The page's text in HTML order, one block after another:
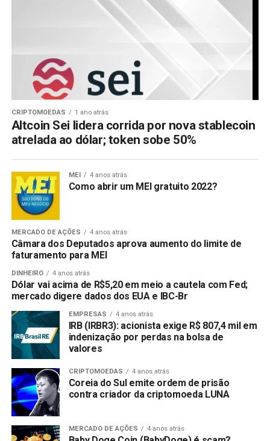
CRIPTOMOEDAS 1 ano atrás
Altcoin Sei lidera corrida por nova stablecoin
atrelada ao dólar; token sobe 50%
MEI 4 anos atrás
Como abrir um MEI gratuito 2022?
MERCADO DE AÇÕES 4 anos atrás
Câmara dos Deputados aprova aumento do limite de
faturamento para MEI
DINHEIRO 4 anos atrás
Dólar vai acima de R$5,20 em meio a cautela com Fed;
mercado digere dados dos EUA e IBC-Br
EMPRESAS 4 anos atrás
IRB (IRBR3): acionista exige R$ 807,4 mil em
indenização por perdas na bolsa de
valores
CRIPTOMOEDAS 4 anos atrás
Coreia do Sul emite ordem de prisão
contra criador da criptomoeda LUNA
MERCADO DE AÇÕES 4 anos atrás